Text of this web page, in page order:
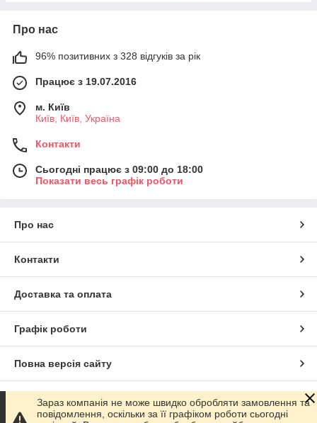
Про нас
96% позитивних з 328 відгуків за рік
Працює з 19.07.2016
м. Київ
Київ, Київ, Україна
Контакти
Сьогодні працює з 09:00 до 18:00
Показати весь графік роботи
Про нас
Контакти
Доставка та оплата
Графік роботи
Повна версія сайту
Сайт створено на маркетплейсіProm.ua
Зараз компанія не може швидко обробляти замовлення та
повідомлення, оскільки за її графіком роботи сьогодні